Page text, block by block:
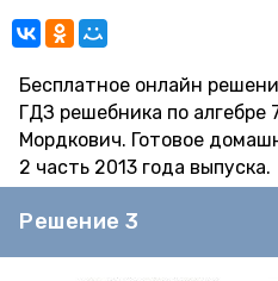
Бесплатное онлайн
ГДЗ решебника по алгебре
Мордкович. Готовое
2 часть 2013 года выпуска.
Решение 3